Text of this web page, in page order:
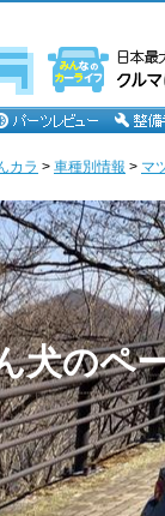
カラ > 車種別情報 > マ
犬のペ